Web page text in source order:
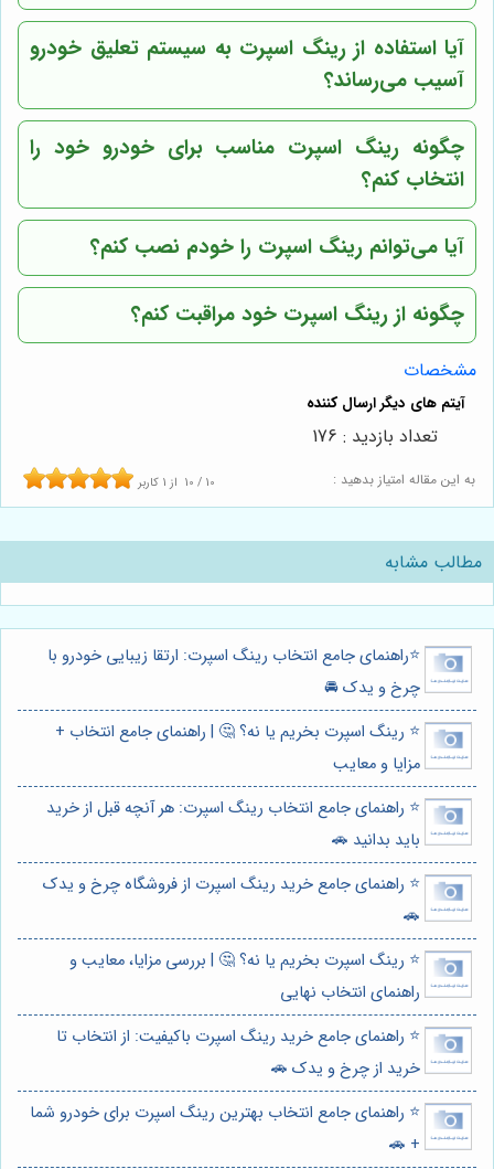
آیا استفاده از رینگ اسپرت به سیستم تعلیق خودرو
آسیب می‌رساند؟
چگونه رینگ اسپرت مناسب برای خودرو خود را
انتخاب کنم؟
آیا می‌توانم رینگ اسپرت را خودم نصب کنم؟
چگونه از رینگ اسپرت خود مراقبت کنم؟
مشخصات
به این مقاله امتیاز بدهید : 10 / 10 از 1 کاربر
تعداد بازدید : 176
مطالب مشابه
⭐️راهنمای جامع انتخاب رینگ اسپرت: ارتقا زیبایی خودرو با
چرخ و یدک 🚘
⭐️ رینگ اسپرت بخریم یا نه؟ 🤔 | راهنمای جامع انتخاب +
مزایا و معایب
⭐️ راهنمای جامع انتخاب رینگ اسپرت: هر آنچه قبل از خرید
باید بدانید 🚗
⭐️ راهنمای جامع خرید رینگ اسپرت از فروشگاه چرخ و یدک
🚗
⭐️ رینگ اسپرت بخریم یا نه؟ 🤔 | بررسی مزایا، معایب و
راهنمای انتخاب نهایی
⭐️ راهنمای جامع خرید رینگ اسپرت باکیفیت: از انتخاب تا
خرید از چرخ و یدک 🚗
⭐️ راهنمای جامع انتخاب بهترین رینگ اسپرت برای خودرو شما
+ 🚗